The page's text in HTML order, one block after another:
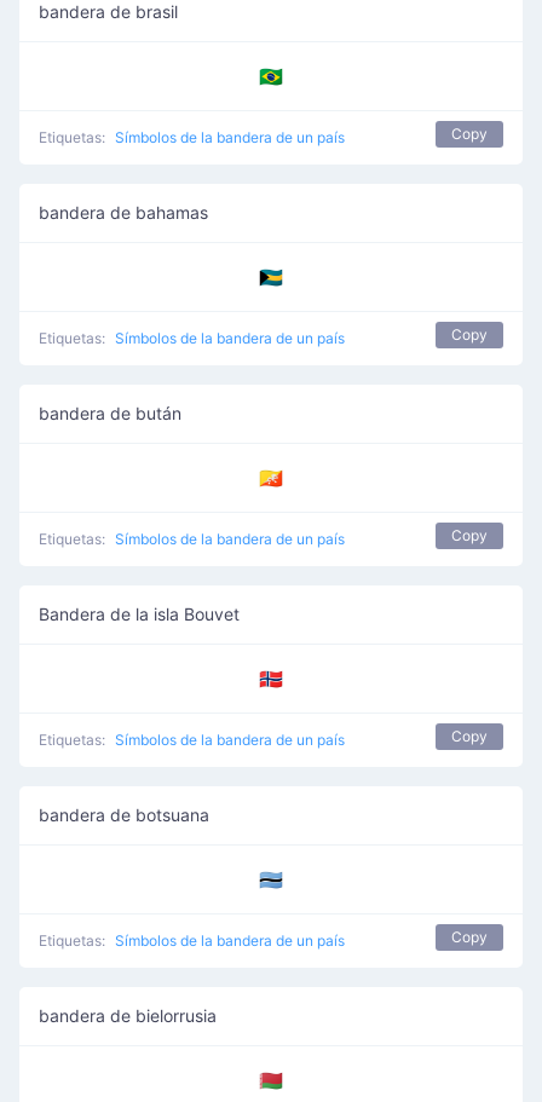
bandera de brasil
🇧🇷
Etiquetas: Símbolos de la bandera de un país Copy
bandera de bahamas
🇧🇸
Etiquetas: Símbolos de la bandera de un país Copy
bandera de bután
🇧🇹
Etiquetas: Símbolos de la bandera de un país Copy
Bandera de la isla Bouvet
🇧🇻
Etiquetas: Símbolos de la bandera de un país Copy
bandera de botsuana
🇧🇼
Etiquetas: Símbolos de la bandera de un país Copy
bandera de bielorrusia
🇧🇾